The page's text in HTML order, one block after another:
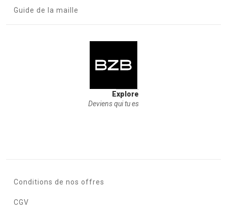
Guide de la maille
Explore
Deviens qui tu es
Conditions de nos offres
CGV